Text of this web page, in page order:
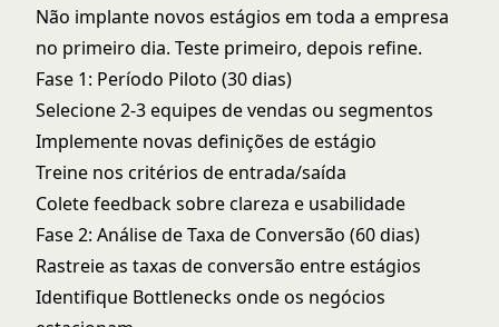
Não implante novos estágios em toda a empresa
no primeiro dia. Teste primeiro, depois refine.
Fase 1: Período Piloto (30 dias)
Selecione 2-3 equipes de vendas ou segmentos
Implemente novas definições de estágio
Treine nos critérios de entrada/saída
Colete feedback sobre clareza e usabilidade
Fase 2: Análise de Taxa de Conversão (60 dias)
Rastreie as taxas de conversão entre estágios
Identifique Bottlenecks onde os negócios